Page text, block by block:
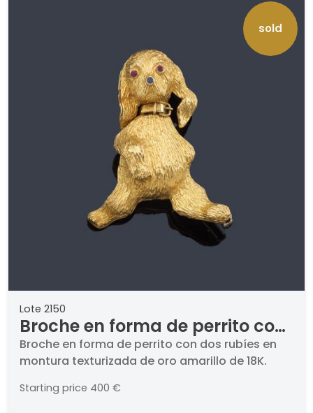
sold
Lote 2150
Broche en forma de perrito con
dos rubíes en montura
texturizada de oro amarillo de
18K.
Broche en forma de perrito con dos rubíes en
montura texturizada de oro amarillo de 18K.
Starting price 400 €